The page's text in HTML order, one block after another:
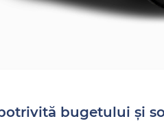
bugetului și